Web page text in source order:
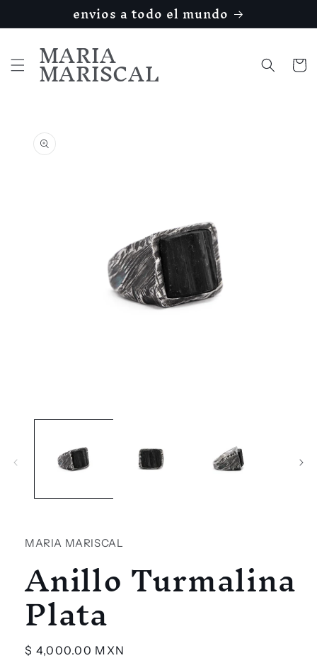
directamente
al contenidoenvios a todo el mundo
MARIA
MARISCAL Carrito
información
elemento
MARIA MARISCAL
Anillo Turmalina
Plata
Precio
$ 4,000.00 MXN